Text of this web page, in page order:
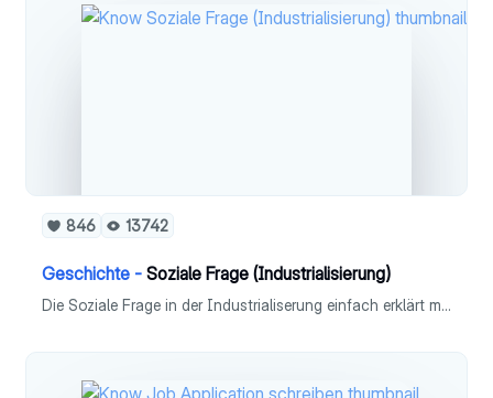
846 13742
Geschichte - Soziale Frage (Industrialisierung)
Die Soziale Frage in der Industrialiserung einfach erklärt mit allen Folgen